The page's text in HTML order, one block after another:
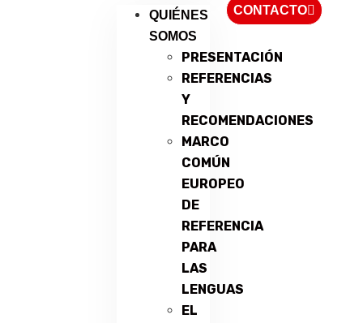
QUIÉNES
SOMOS
PRESENTACIÓN
REFERENCIAS
Y
RECOMENDACIONES
MARCO
COMÚN
EUROPEO
DE
REFERENCIA
PARA
LAS
LENGUAS
EL
CONTACTO